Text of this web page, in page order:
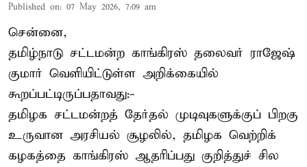
Published on: 07 May 2026, 7:09 am
சென்னை,
தமிழ்நாடு சட்டமன்ற காங்கிரஸ் தலைவர் ராஜேஷ்
குமார் வெளியிட்டுள்ள அறிக்கையில்
கூறப்பட்டிருப்பதாவது:-
தமிழக சட்டமன்றத் தேர்தல் முடிவுகளுக்குப் பிறகு
உருவான அரசியல் சூழலில், தமிழக வெற்றிக்
கழகத்தை காங்கிரஸ் ஆதரிப்பது குறித்துச் சில